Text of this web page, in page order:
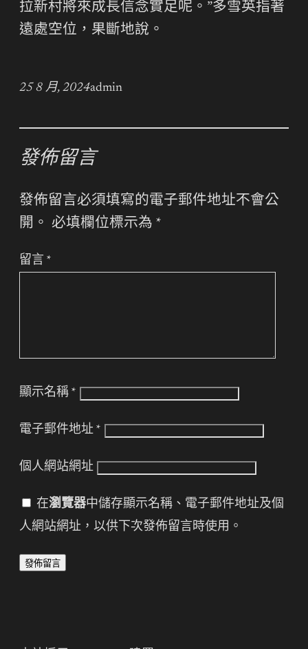
拉新村將來成長信念實足呢。”多雪英指著
遠處空位，果斷地說。
25 8 月, 2024admin
發佈留言
發佈留言必須填寫的電子郵件地址不會公
開。 必填欄位標示為 *
留言 *
顯示名稱 *
電子郵件地址 *
個人網站網址
在瀏覽器中儲存顯示名稱、電子郵件地址及個
人網站網址，以供下次發佈留言時使用。